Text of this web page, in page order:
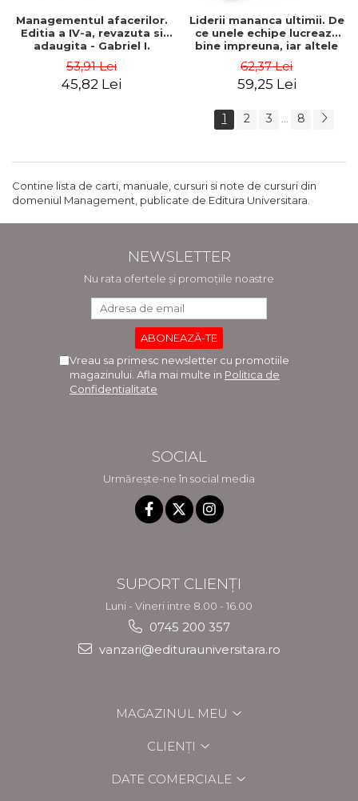
Managementul afacerilor.
Editia a IV-a, revazuta si
adaugita - Gabriel I.
53,91 Lei
45,82 Lei
Liderii mananca ultimii. De
ce unele echipe lucreaza
bine impreuna, iar altele
Sinek
62,37 Lei
59,25 Lei
1 2 3 ... 8
Contine lista de carti, manuale, cursuri si note de cursuri din
domeniul Management, publicate de Editura Universitara.
NEWSLETTER
Nu rata ofertele și promoțiile noastre
Vreau sa primesc newsletter cu promotiile
magazinului. Afla mai multe in Politica de
Confidentialitate
SOCIAL
Urmărește-ne în social media
SUPORT CLIENȚI
Luni - Vineri intre 8.00 - 16.00
0745 200 357
vanzari@editurauniversitara.ro
MAGAZINUL MEU
CLIENȚI
DATE COMERCIALE